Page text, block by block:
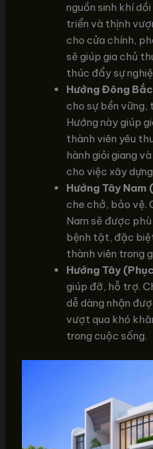
nguồn sinh khí
triển và thịnh
cho cửa chính,
sẽ giúp gia chủ
thúc đẩy sự
Hướng Đông
cho sự bền vững,
Hướng này giúp
thành viên yêu
hành giỏi giang
cho việc xây
Hướng Tây Nam
che chở, bảo vệ.
Nam sẽ được
bệnh tật, đặc
thành viên trong
Hướng Tây
giúp đỡ, hỗ trợ.
dễ dàng nhận
vượt qua khó
trong cuộc sống.